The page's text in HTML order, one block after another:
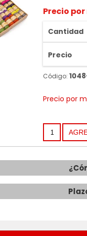
Precio
Cantidad
Precio
Código:
Precio por